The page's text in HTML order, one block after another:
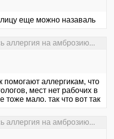
еще можно назаваль
аллергия на амброзию...
помогают аллергикам, что
мест нет рабочих в
тоже мало. так что вот так
аллергия на амброзию...